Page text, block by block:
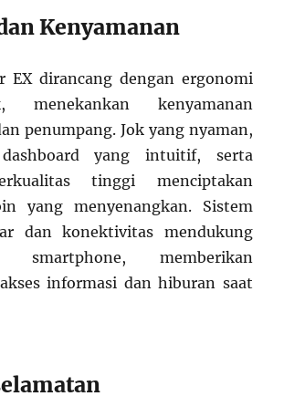
Kenyamanan
EX dirancang dengan ergonomi
menekankan kenyamanan
penumpang. Jok yang nyaman,
yang intuitif, serta
tinggi menciptakan
yang menyenangkan. Sistem
dan konektivitas mendukung
smartphone, memberikan
informasi dan hiburan saat